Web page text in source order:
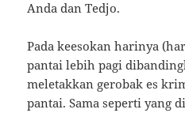
Anda dan Tedjo.
Pada keesokan harinya
pantai lebih pagi
meletakkan gerobak es
pantai. Sama seperti yang